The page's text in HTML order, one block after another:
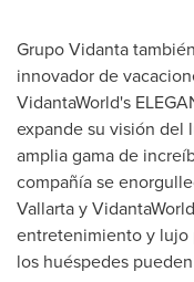
Grupo Vidanta
innovador de
VidantaWorld's
expande su visión del
amplia gama de
compañía se
Vallarta y
entretenimiento y lujo
los huéspedes